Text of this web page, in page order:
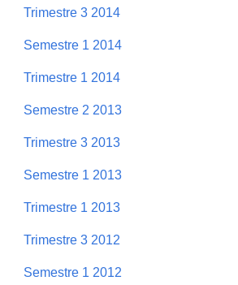
Trimestre 3 2014
Semestre 1 2014
Trimestre 1 2014
Semestre 2 2013
Trimestre 3 2013
Semestre 1 2013
Trimestre 1 2013
Trimestre 3 2012
Semestre 1 2012